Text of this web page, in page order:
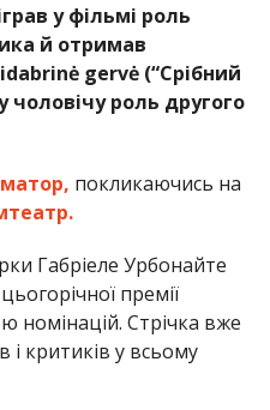
у фільмі роль
й отримав
gervė (“Срібний
роль другого
покликаючись на
Габріеле Урбонайте
премії
номінацій. Стрічка вже
і критиків у всьому